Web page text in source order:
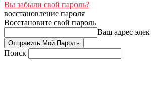
Вы забыли свой пароль?
восстановление пароля
Восстановите свой пароль
Ваш адрес
Поиск